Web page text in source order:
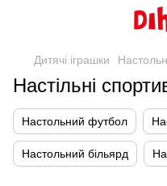
Дитячі іграшки
Настільні
Настольний футбол
Настольний більярд